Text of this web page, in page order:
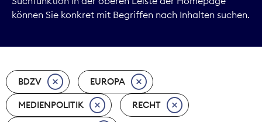
Marktdaten
Nachhaltigkeit
Nachwuchs
können Sie konkret mit Begriffen nach Inhalten suchen.
BDZV EUROPA
MEDIENPOLITIK RECHT